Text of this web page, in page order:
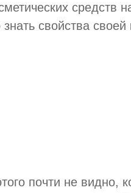
средств
свойства
почти не видно,